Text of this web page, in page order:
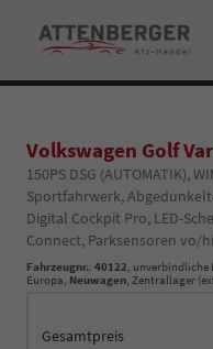
Volkswagen Golf
150PS DSG (AUTOMATIK),
Sportfahrwerk,
Digital Cockpit Pro, LED-
Connect, Parksensoren vo/
Fahrzeugnr.: 40122, unverbindliche
Europa, Neuwagen, Zentrallager
Gesamtpreis